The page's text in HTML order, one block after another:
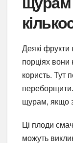
Деякі фрукти
порціях вони
користь. Тут
щурам, якщо
Ці плоди
можуть